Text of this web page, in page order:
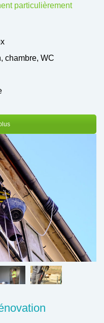
particulièrement
chambre, WC